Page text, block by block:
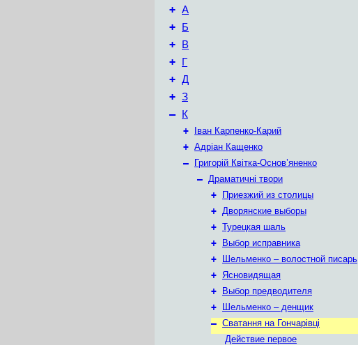
+ А
+ Б
+ В
+ Г
+ Д
+ З
– К
+
Іван Карпенко-Карий
+ Адріан Кащенко
–
Григорій Квітка-Основ’яненко
– Драматичні твори
+
Приезжий из столицы
+ Дворянские выборы
+ Турецкая шаль
+
Выбор исправника
+
Шельменко – волостной писарь
+ Ясновидящая
+
Выбор предводителя
+
Шельменко – денщик
– Сватання на Гончарівці
Действие первое